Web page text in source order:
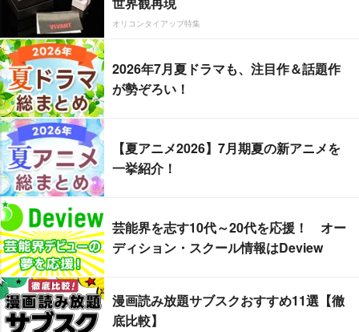
オリコンタイアップ特集
2026年7月夏ドラマも、注目作＆話題作
が勢ぞろい！
【夏アニメ2026】7月期夏の新アニメを
一挙紹介！
芸能界を志す10代～20代を応援！ オー
ディション・スクール情報はDeview
漫画読み放題サブスクおすすめ11選【徹
底比較】